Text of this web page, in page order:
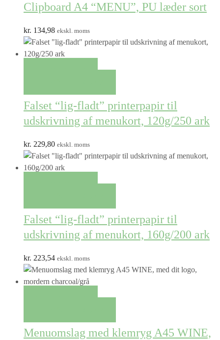
Clipboard A4 “MENU”, PU læder sort
kr. 134,98 ekskl. moms
Falset “lig-fladt” printerpapir til
udskrivning af menukort, 120g/250 ark
kr. 229,80 ekskl. moms
Falset “lig-fladt” printerpapir til
udskrivning af menukort, 160g/200 ark
kr. 223,54 ekskl. moms
Menuomslag med klemryg A45 WINE,